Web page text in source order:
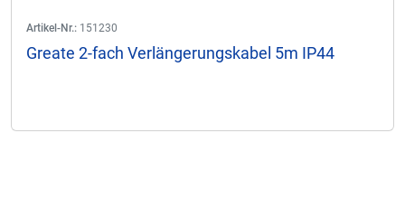
Artikel-Nr.: 151230
Greate 2-fach Verlängerungskabel 5m IP44